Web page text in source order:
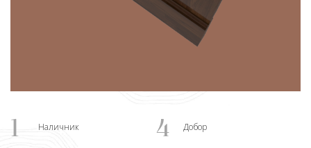
1 Наличник 4 Добор